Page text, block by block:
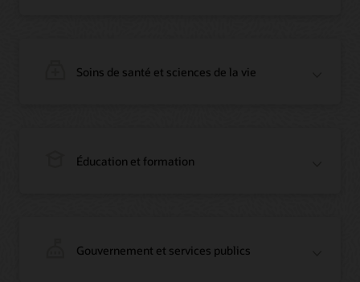
Webinaire à la demande : Utiliser Oracle Enterprise Blockchain pour fluidifier
Vidéo : Oracle Blockchain Platform pour la vérification des diamants
Blog : Oracle et CargoSmart accélèrent la collaboration technique de neuf
Soins de santé et sciences de la vie
Éducation et formation
Gouvernement et services publics